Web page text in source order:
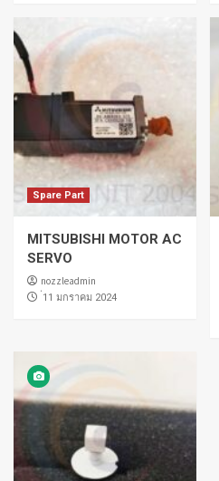
Spare Part
MITSUBISHI MOTOR AC
SERVO
nozzleadmin
่11 มกราคม 2024